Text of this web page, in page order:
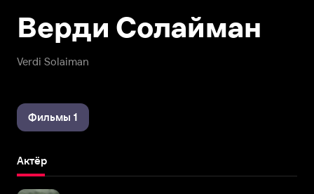
Verdi Solaiman
Верди Солайман
Фильмы 1
Актёр